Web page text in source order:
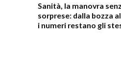
Sanità, la manovra
sorprese: dalla bozza
i numeri restano gli